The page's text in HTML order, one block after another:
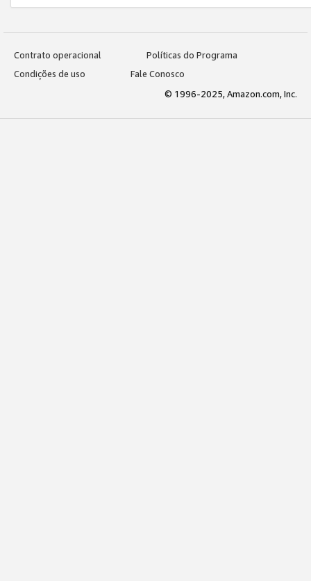
Contrato operacional
Políticas do Programa
Condições de uso
Fale Conosco
© 1996-2025, Amazon.com, Inc.